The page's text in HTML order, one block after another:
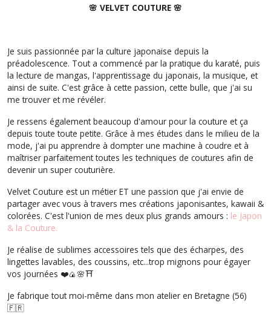
🌸 VELVET COUTURE 🌸
Je suis passionnée par la culture japonaise depuis la
préadolescence. Tout a commencé par la pratique du karaté, puis
la lecture de mangas, l'apprentissage du japonais, la musique, et
ainsi de suite. C'est grâce à cette passion, cette bulle, que j'ai su
me trouver et me révéler.
Je ressens également beaucoup d'amour pour la couture et ça
depuis toute toute petite. Grâce à mes études dans le milieu de la
mode, j'ai pu apprendre à dompter une machine à coudre et à
maîtriser parfaitement toutes les techniques de coutures afin de
devenir un super couturière.
Velvet Couture est un métier ET une passion que j'ai envie de
partager avec vous à travers mes créations japonisantes, kawaii &
colorées. C'est l'union de mes deux plus grands amours : le Japon
& la Couture.
Je réalise de sublimes accessoires tels que des écharpes, des
lingettes lavables, des coussins, etc...trop mignons pour égayer
vos journées ❤️🍙🌸⛩
Je fabrique tout moi-même dans mon atelier en Bretagne (56)
🇫🇷